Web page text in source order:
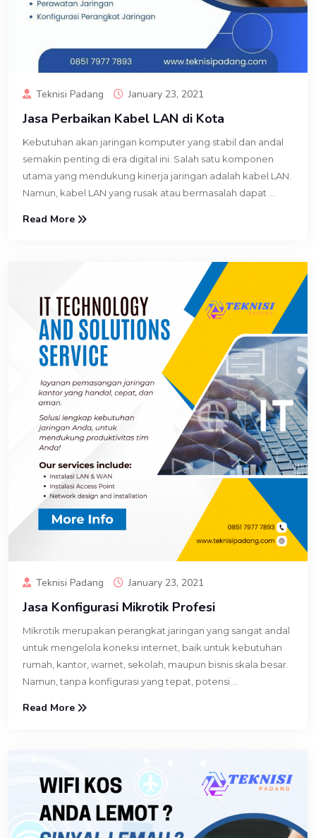
Teknisi Padang January 23, 2021
Jasa Perbaikan Kabel LAN di Kota
Kebutuhan akan jaringan komputer yang stabil dan andal
semakin penting di era digital ini. Salah satu komponen
utama yang mendukung kinerja jaringan adalah kabel LAN.
Namun, kabel LAN yang rusak atau bermasalah dapat ...
Read More
Teknisi Padang January 23, 2021
Jasa Konfigurasi Mikrotik Profesi
Mikrotik merupakan perangkat jaringan yang sangat andal
untuk mengelola koneksi internet, baik untuk kebutuhan
rumah, kantor, warnet, sekolah, maupun bisnis skala besar.
Namun, tanpa konfigurasi yang tepat, potensi ...
Read More